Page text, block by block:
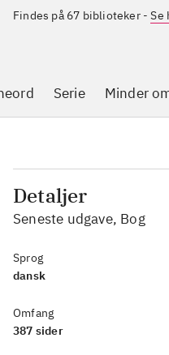
Findes på 67 biblioteker-Se
Serie Minder
Detaljer
Seneste udgave, Bog
Sprog
dansk
Omfang
387 sider